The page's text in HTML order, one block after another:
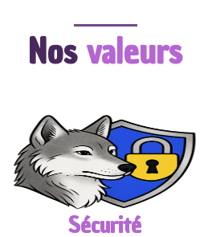
Nosvaleurs
Sécurité